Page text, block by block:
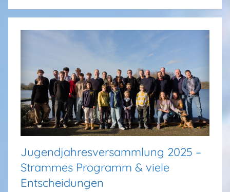
Jugendjahresversammlung 2025 –
Strammes Programm & viele
Entscheidungen